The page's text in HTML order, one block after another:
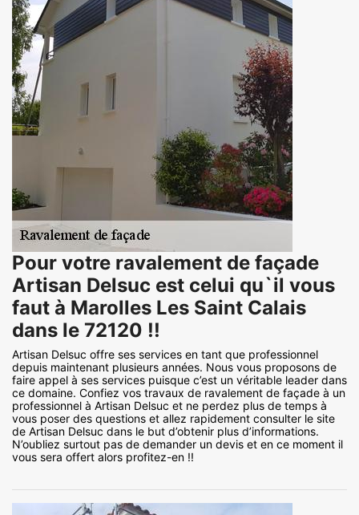
Pour votre ravalement de façade
Artisan Delsuc est celui qu`il vous
faut à Marolles Les Saint Calais
dans le 72120 !!
Artisan Delsuc offre ses services en tant que professionnel
depuis maintenant plusieurs années. Nous vous proposons de
faire appel à ses services puisque c’est un véritable leader dans
ce domaine. Confiez vos travaux de ravalement de façade à un
professionnel à Artisan Delsuc et ne perdez plus de temps à
vous poser des questions et allez rapidement consulter le site
de Artisan Delsuc dans le but d’obtenir plus d’informations.
N’oubliez surtout pas de demander un devis et en ce moment il
vous sera offert alors profitez-en !!